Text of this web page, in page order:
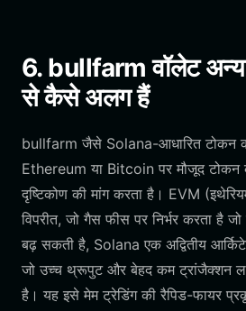
6. bullfarm वॉलेट अन्य
से कैसे अलग हैं
bullfarm जैसे Solana-आधारित टोकन
Ethereum या Bitcoin पर मौजूद
दृष्टिकोण की मांग करता है। EVM
विपरीत, जो गैस फीस पर निर्भर करता है
बढ़ सकती है, Solana एक अद्वितीय
जो उच्च थ्रूपुट और बेहद कम ट्रांजैक्शन
है। यह इसे मेम ट्रेडिंग की रैपिड-फायर